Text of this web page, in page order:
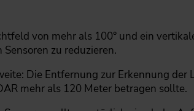
von mehr als 100° und ein
zu reduzieren.
Die Entfernung zur Erkennung
mehr als 120 Meter betragen sollte.